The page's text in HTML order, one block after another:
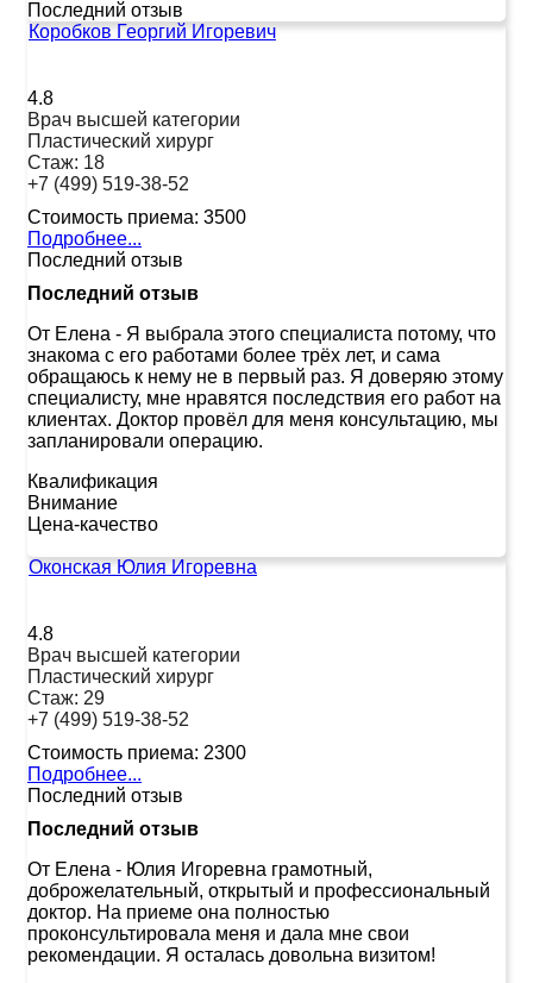
Последний отзыв
Коробков Георгий Игоревич
4.8
Врач высшей категории
Пластический хирург
Стаж: 18
+7 (499) 519-38-52
Стоимость приема: 3500
Подробнее...
Последний отзыв
Последний отзыв
От Елена - Я выбрала этого специалиста потому, что
знакома с его работами более трёх лет, и сама
обращаюсь к нему не в первый раз. Я доверяю этому
специалисту, мне нравятся последствия его работ на
клиентах. Доктор провёл для меня консультацию, мы
запланировали операцию.
Квалификация
Внимание
Цена-качество
Оконская Юлия Игоревна
4.8
Врач высшей категории
Пластический хирург
Стаж: 29
+7 (499) 519-38-52
Стоимость приема: 2300
Подробнее...
Последний отзыв
Последний отзыв
От Елена - Юлия Игоревна грамотный,
доброжелательный, открытый и профессиональный
доктор. На приеме она полностью
проконсультировала меня и дала мне свои
рекомендации. Я осталась довольна визитом!